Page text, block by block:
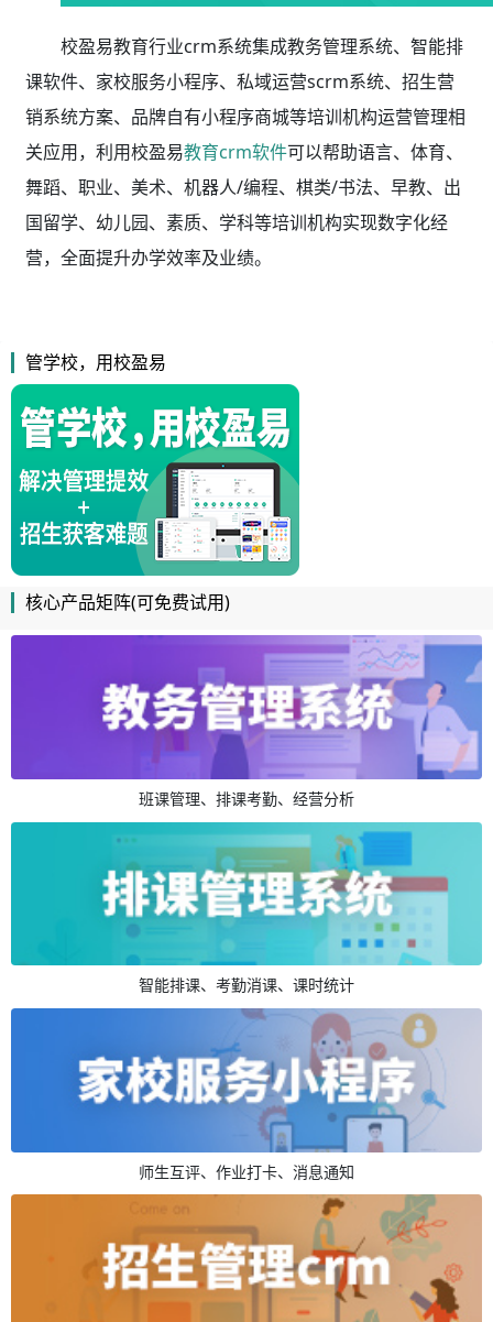
校盈易教育行业crm系统集成教务管理系统、智能排
课软件、家校服务小程序、私域运营scrm系统、招生营
销系统方案、品牌自有小程序商城等培训机构运营管理相
关应用，利用校盈易教育crm软件可以帮助语言、体育、
舞蹈、职业、美术、机器人/编程、棋类/书法、早教、出
国留学、幼儿园、素质、学科等培训机构实现数字化经
营，全面提升办学效率及业绩。
管学校，用校盈易
核心产品矩阵(可免费试用)
班课管理、排课考勤、经营分析
智能排课、考勤消课、课时统计
师生互评、作业打卡、消息通知